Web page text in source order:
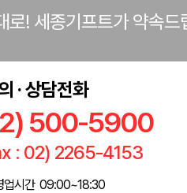
로! 세종기프트가 약속드
· 상담전화
500-5900
: 02) 2265-4153
업시간 09:00~18:30